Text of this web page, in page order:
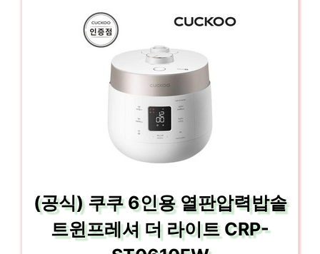
(공식) 쿠쿠 6인용 열판압력밥솥
트윈프레셔 더 라이트 CRP-